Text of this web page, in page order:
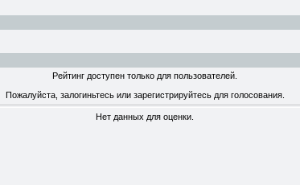
Рейтинг доступен только для пользователей.
Пожалуйста, залогиньтесь или зарегистрируйтесь для голосования.
Нет данных для оценки.